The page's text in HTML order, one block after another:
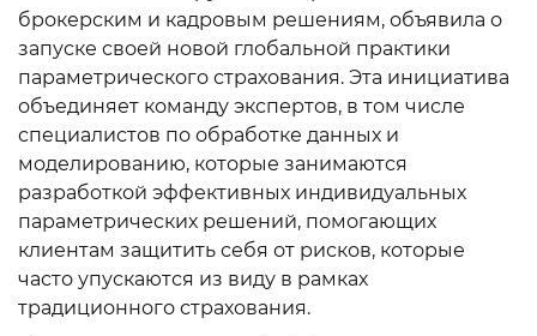
брокерским и кадровым решениям, объявила о
запуске своей новой глобальной практики
параметрического страхования. Эта инициатива
объединяет команду экспертов, в том числе
специалистов по обработке данных и
моделированию, которые занимаются
разработкой эффективных индивидуальных
параметрических решений, помогающих
клиентам защитить себя от рисков, которые
часто упускаются из виду в рамках
традиционного страхования.